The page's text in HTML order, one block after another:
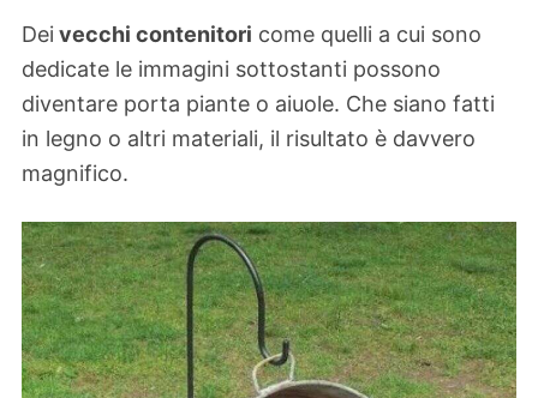
Dei vecchi contenitori come quelli a cui sono
dedicate le immagini sottostanti possono
diventare porta piante o aiuole. Che siano fatti
in legno o altri materiali, il risultato è davvero
magnifico.